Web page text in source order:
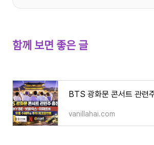
함께 보면 좋은 글
vanillahai.com